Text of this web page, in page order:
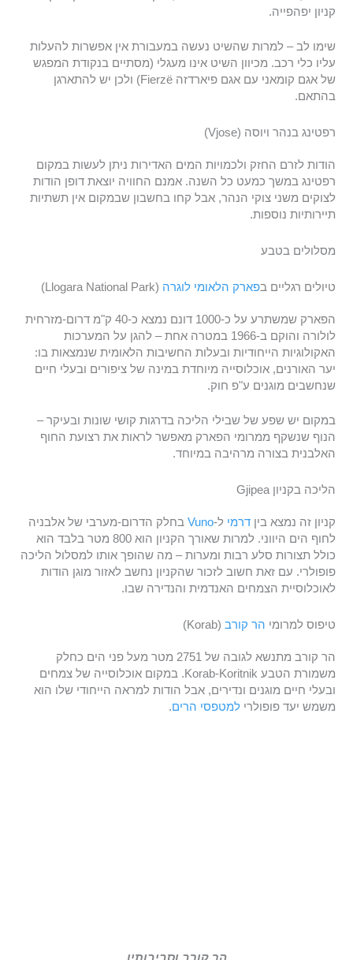
קניון יפהפייה.
שימו לב – למרות שהשיט נעשה במעבורת אין אפשרות להעלות
עליו כלי רכב. מכיוון השיט אינו מעגלי (מסתיים בנקודת המפגש
של אגם קומאני עם אגם פיארדזה Fierzë) ולכן יש להתארגן
בהתאם.
רפטינג בנהר ויוסה (Vjose)
הודות לזרם החזק ולכמויות המים האדירות ניתן לעשות במקום
רפטינג במשך כמעט כל השנה. אמנם החוויה יוצאת דופן הודות
לצוקים משני צוקי הנהר, אבל קחו בחשבון שבמקום אין תשתיות
תיירותיות נוספות.
מסלולים בטבע
טיולים רגליים בפארק הלאומי לוגרה (Llogara National Park)
הפארק שמשתרע על כ-1000 דונם נמצא כ-40 ק"מ דרום-מזרחית
לולורה והוקם ב-1966 במטרה אחת – להגן על המערכות
האקולוגיות הייחודיות ובעלות החשיבות הלאומית שנמצאות בו:
יער האורנים, אוכלוסייה מיוחדת במינה של ציפורים ובעלי חיים
שנחשבים מוגנים ע"פ חוק.
במקום יש שפע של שבילי הליכה בדרגות קושי שונות ובעיקר –
הנוף שנשקף ממרומי הפארק מאפשר לראות את רצועת החוף
האלבנית בצורה מרהיבה במיוחד.
הליכה בקניון Gjipea
קניון זה נמצא ביןדרמי ל-Vuno בחלק הדרום-מערבי של אלבניה
לחוף הים היווני. למרות שאורך הקניון הוא 800 מטר בלבד הוא
כולל תצורות סלע רבות ומערות – מה שהופך אותו למסלול הליכה
פופולרי. עם זאת חשוב לזכור שהקניון נחשב לאזור מוגן הודות
לאוכלוסיית הצמחים האנדמית והנדירה שבו.
טיפוס למרומי הר קורב (Korab)
הר קורב מתנשא לגובה של 2751 מטר מעל פני הים כחלק
משמורת הטבע Korab-Koritnik. במקום אוכלוסייה של צמחים
ובעלי חיים מוגנים ונדירים, אבל הודות למראה הייחודי שלו הוא
משמש יעד פופולרילמטפסי הרים.